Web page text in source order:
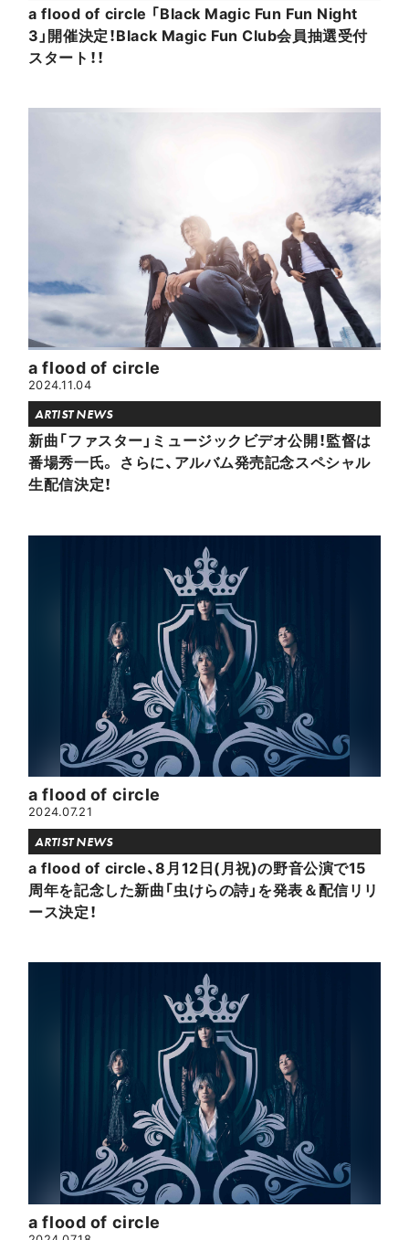
a flood of circle 「Black Magic Fun Fun Night
3」開催決定！Black Magic Fun Club会員抽選受付
スタート！！
a flood of circle
2024.11.04
ARTIST NEWS
新曲「ファスター」ミュージックビデオ公開！監督は
番場秀一氏。 さらに、アルバム発売記念スペシャル
生配信決定！
a flood of circle
2024.07.21
ARTIST NEWS
a flood of circle、8月12日(月祝)の野音公演で15
周年を記念した新曲「虫けらの詩」を発表＆配信リリ
ース決定！
a flood of circle